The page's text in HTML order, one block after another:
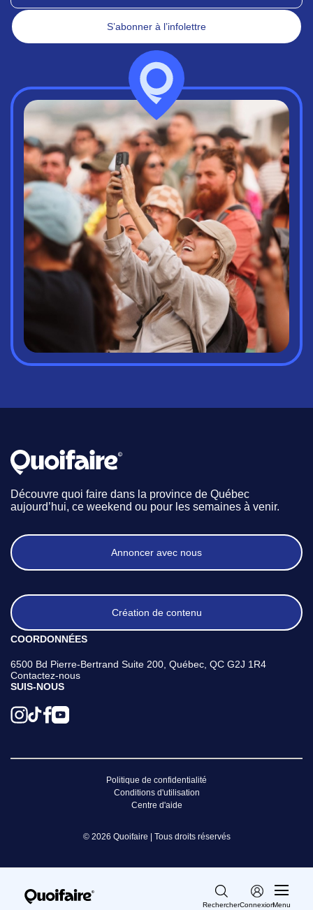
RechercherConnexionMenu
S’abonner à l’infolettre
Découvre quoi faire dans la province de Québec
aujourd’hui, ce weekend ou pour les semaines à venir.
Annoncer avec nous
Création de contenu
COORDONNÉES
6500 Bd Pierre-Bertrand Suite 200, Québec, QC G2J 1R4
Contactez-nous
SUIS-NOUS
Politique de confidentialité
Conditions d'utilisation
Centre d'aide
© 2026 Quoifaire | Tous droits réservés